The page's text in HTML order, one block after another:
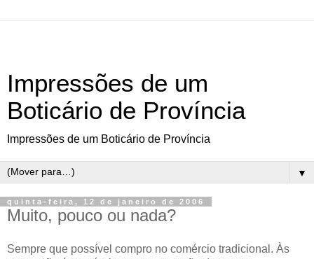
Impressões de um
Boticário de Província
Impressões de um Boticário de Província
▼
quinta-feira, 12 de janeiro de 2006
Muito, pouco ou nada?
Sempre que possível compro no comércio tradicional. Às